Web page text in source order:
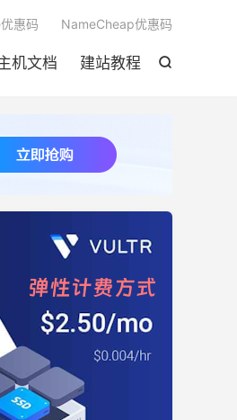

机文档 建站教程
惠码 NameCheap优惠码